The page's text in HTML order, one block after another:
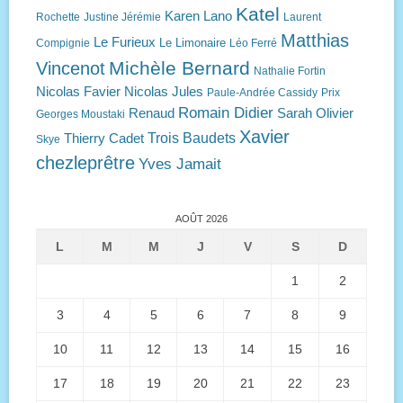
Rochette Justine Jérémie Karen Lano Katel Laurent
Compignie Le Furieux Le Limonaire Léo Ferré Matthias
Vincenot Michèle Bernard Nathalie Fortin
Nicolas Favier Nicolas Jules Paule-Andrée Cassidy Prix
Georges Moustaki Renaud Romain Didier Sarah Olivier
Skye Thierry Cadet Trois Baudets Xavier
chezleprêtre Yves Jamait
AOÛT 2026
L M M J V S D
1 2
3 4 5 6 7 8 9
10 11 12 13 14 15 16
17 18 19 20 21 22 23